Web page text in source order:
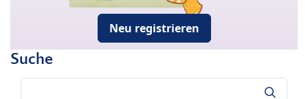
Neu registrieren
Suche